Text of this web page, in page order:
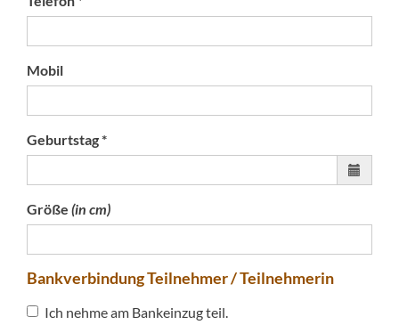
Mobil
Geburtstag *
Größe (in cm)
Bankverbindung Teilnehmer / Teilnehmerin
Ich nehme am Bankeinzug teil.